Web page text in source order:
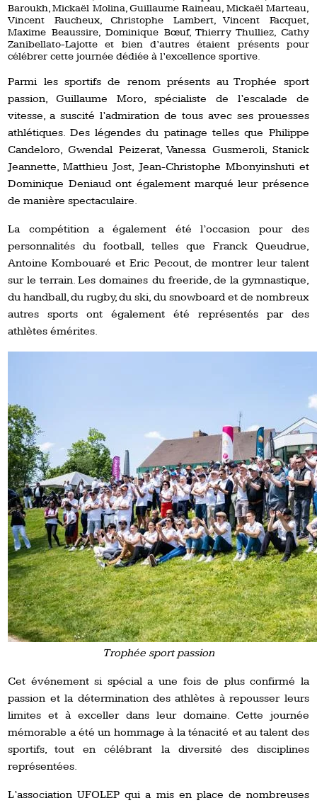
Baroukh, Mickaël Molina, Guillaume Raineau, Mickaël Marteau,
Vincent Faucheux, Christophe Lambert, Vincent Facquet,
Maxime Beaussire, Dominique Bœuf, Thierry Thulliez, Cathy
Zanibellato-Lajotte et bien d’autres étaient présents pour
célébrer cette journée dédiée à l’excellence sportive.
Parmi les sportifs de renom présents au Trophée sport
passion, Guillaume Moro, spécialiste de l’escalade de
vitesse, a suscité l’admiration de tous avec ses prouesses
athlétiques. Des légendes du patinage telles que Philippe
Candeloro, Gwendal Peizerat, Vanessa Gusmeroli, Stanick
Jeannette, Matthieu Jost, Jean-Christophe Mbonyinshuti et
Dominique Deniaud ont également marqué leur présence
de manière spectaculaire.
La compétition a également été l’occasion pour des
personnalités du football, telles que Franck Queudrue,
Antoine Kombouaré et Eric Pecout, de montrer leur talent
sur le terrain. Les domaines du freeride, de la gymnastique,
du handball, du rugby, du ski, du snowboard et de nombreux
autres sports ont également été représentés par des
athlètes émérites.
Trophée sport passion
Cet événement si spécial a une fois de plus confirmé la
passion et la détermination des athlètes à repousser leurs
limites et à exceller dans leur domaine. Cette journée
mémorable a été un hommage à la ténacité et au talent des
sportifs, tout en célébrant la diversité des disciplines
représentées.
L’association UFOLEP qui a mis en place de nombreuses